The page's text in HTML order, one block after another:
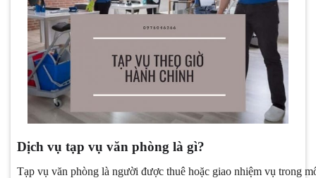
Dịch vụ tạp vụ văn phòng là gì?
Tạp vụ văn phòng là người được thuê hoặc giao nhiệm vụ trong